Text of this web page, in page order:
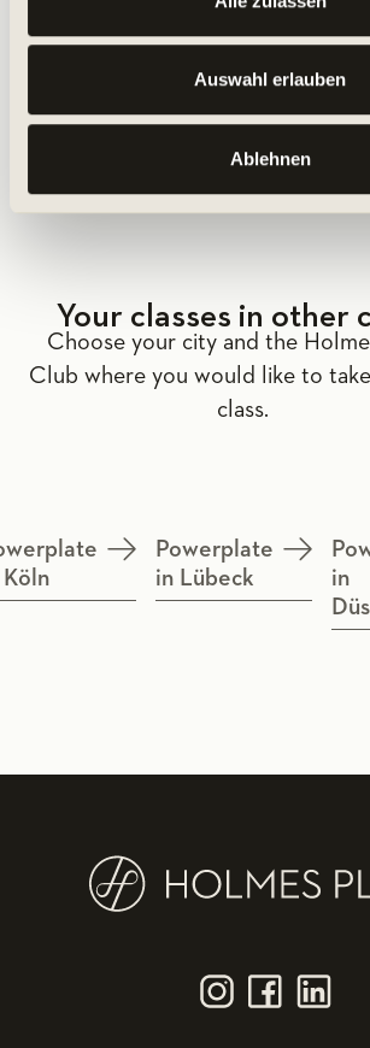
Auswahl erlauben
Ablehnen
Your classes in other
Choose your city and the
Club where you would like to
class.
Powerplate
in Lübeck
in